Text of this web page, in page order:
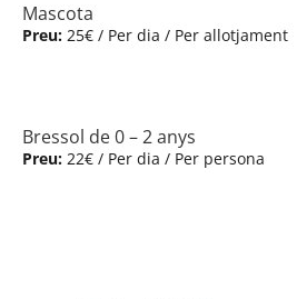
Mascota
Preu: 25€ / Per dia / Per allotjament
Bressol de 0 – 2 anys
Preu: 22€ / Per dia / Per persona